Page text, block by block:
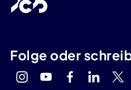
Folge oder